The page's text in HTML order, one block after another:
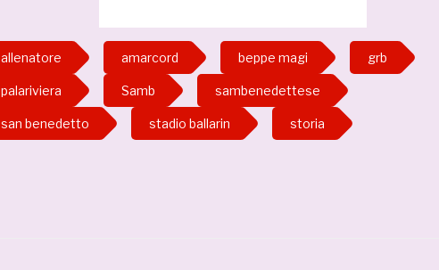
allenatore amarcord beppe magi grb
palariviera Samb sambenedettese
san benedetto stadio ballarin storia